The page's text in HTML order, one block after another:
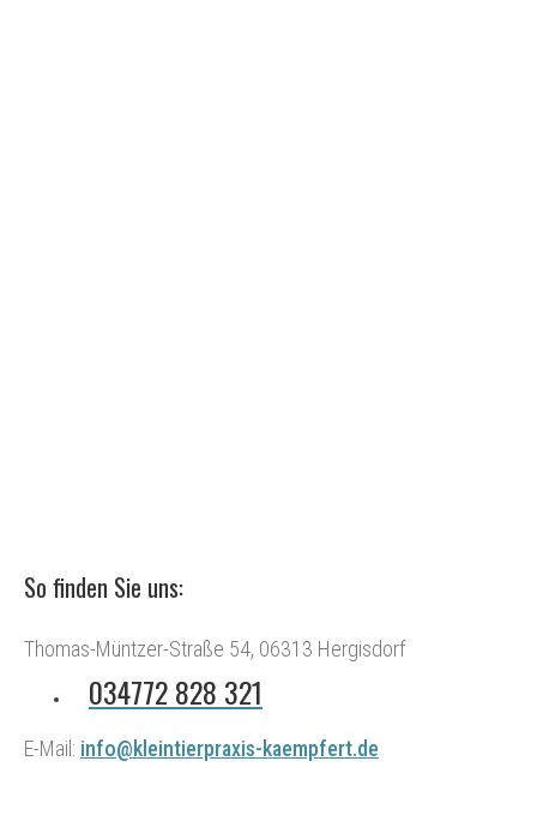
So finden Sie uns:
Thomas-Müntzer-Straße 54, 06313 Hergisdorf
034772 828 321
E-Mail: info@kleintierpraxis-kaempfert.de